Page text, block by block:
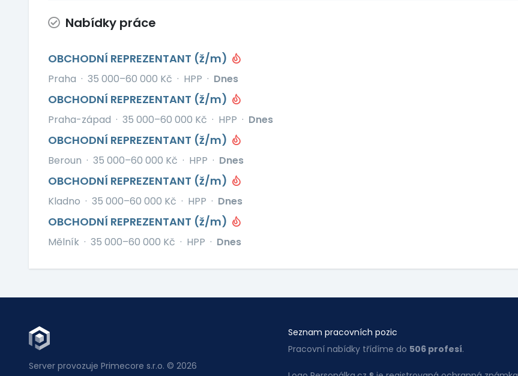
Nabídky práce
OBCHODNÍ REPREZENTANT (ž/m)
Praha · 35 000–60 000 Kč · HPP · Dnes
OBCHODNÍ REPREZENTANT (ž/m)
Praha-západ · 35 000–60 000 Kč · HPP · Dnes
OBCHODNÍ REPREZENTANT (ž/m)
Beroun · 35 000–60 000 Kč · HPP · Dnes
OBCHODNÍ REPREZENTANT (ž/m)
Kladno · 35 000–60 000 Kč · HPP · Dnes
OBCHODNÍ REPREZENTANT (ž/m)
Mělník · 35 000–60 000 Kč · HPP · Dnes
Server provozuje Primecore s.r.o. © 2026
Seznam pracovních pozic
Pracovní nabídky třídíme do 506 profesí.